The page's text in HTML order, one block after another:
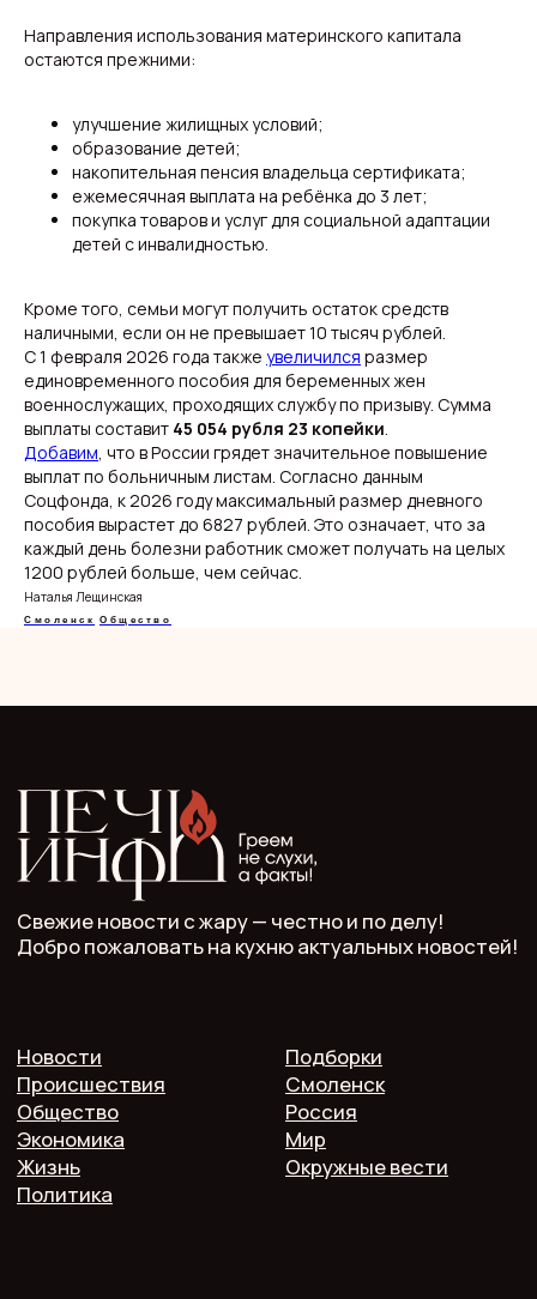
Направления использования материнского капитала
остаются прежними:
улучшение жилищных условий;
образование детей;
накопительная пенсия владельца сертификата;
ежемесячная выплата на ребёнка до 3 лет;
покупка товаров и услуг для социальной адаптации
детей с инвалидностью.
Кроме того, семьи могут получить остаток средств
наличными, если он не превышает 10 тысяч рублей.
С 1 февраля 2026 года также увеличился размер
единовременного пособия для беременных жен
военнослужащих, проходящих службу по призыву. Сумма
выплаты составит 45 054 рубля 23 копейки.
Добавим, что в России грядет значительное повышение
выплат по больничным листам. Согласно данным
Соцфонда, к 2026 году максимальный размер дневного
пособия вырастет до 6827 рублей. Это означает, что за
каждый день болезни работник сможет получать на целых
1200 рублей больше, чем сейчас.
Наталья Лещинская
Смоленск Общество
Добро пожаловать на кухню актуальных новостей!
Новости
Происшествия
Общество
Политика
Подборки
Смоленск
Россия
Видеоблог
О нас
Эксклюзивы
Спецпроекты
2025 @ Печь.Инфо
в Роскомнадзоре.
Запись в реестре зарегистрированных СМИ:
серия Эл Nº ФС77−89949 oт 15 августа 2025 г.
Учредитель: ООО "Мелодия"
Главный редактор: Кулькова А.С.
Почта: redaktor.pech.info@yandex.ru
214000 Смоленская область, г. Смоленск, проспект
Гагарина 10/2, оф. 507
Публичная оферта
Пользовательское соглашение
Политика конфиденциальности
Согласие на обработку персональных данных